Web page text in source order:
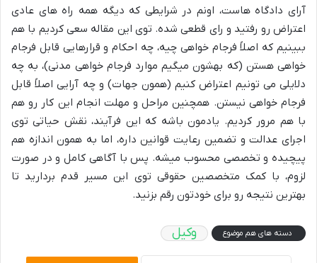
آرای دادگاه هاست، اونم در شرایطی که دیگه همه راه های عادی
اعتراض رو رفتید و رای قطعی شده. توی این مقاله سعی کردیم با هم
ببینیم که اصلاً فرجام خواهی چیه، چه احکام و قرارهایی قابل فرجام
خواهی هستن (که بهشون میگیم موارد فرجام خواهی مدنی)، به چه
دلایلی می تونیم اعتراض کنیم (همون جهات) و چه آرایی اصلاً قابل
فرجام خواهی نیستن. همچنین مراحل و مهلت انجام این کار رو هم
با هم مرور کردیم. یادمون باشه که این فرآیند، نقش حیاتی توی
اجرای عدالت و تضمین رعایت قوانین داره، اما به همون اندازه هم
پیچیده و تخصصی محسوب میشه. پس با آگاهی کامل و در صورت
لزوم، با کمک متخصصین حقوقی توی این مسیر قدم بردارید تا
بهترین نتیجه رو برای خودتون رقم بزنید.
دسته های هم موضوع وکیل